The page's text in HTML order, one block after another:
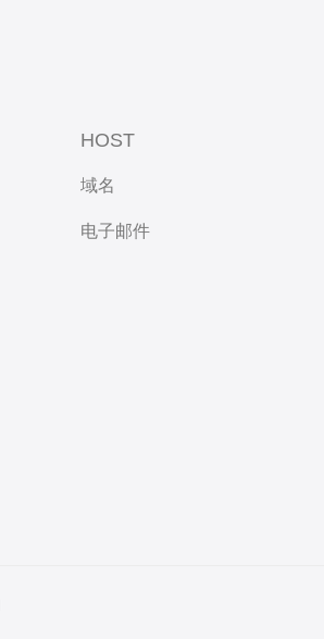
HOST
域名
电子邮件